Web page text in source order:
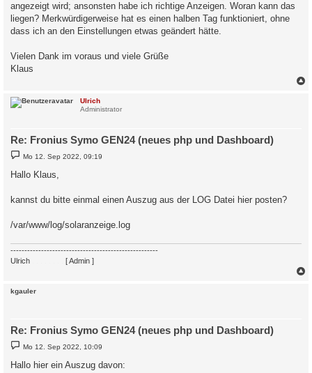
angezeigt wird; ansonsten habe ich richtige Anzeigen. Woran kann das
liegen? Merkwürdigerweise hat es einen halben Tag funktioniert, ohne
dass ich an den Einstellungen etwas geändert hätte.
Vielen Dank im voraus und viele Grüße
Klaus
Ulrich
Administrator
Re: Fronius Symo GEN24 (neues php und Dashboard)
B
e
i
t
g
Mo 12. Sep 2022, 09:19
Hallo Klaus,
kannst du bitte einmal einen Auszug aus der LOG Datei hier posten?
/var/www/log/solaranzeige.log
-----------------------------------------------------
Ulrich
[ Admin ]
kgauler
Re: Fronius Symo GEN24 (neues php und Dashboard)
B
e
i
t
Mo 12. Sep 2022, 10:09
Hallo hier ein Auszug davon: